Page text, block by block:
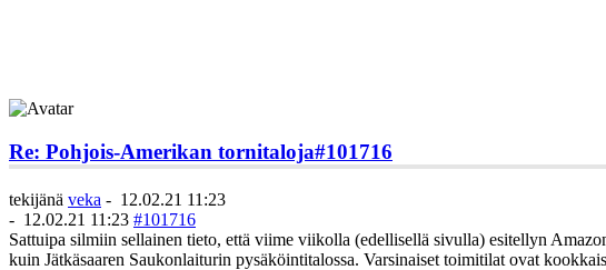
Re: Pohjois-Amerikan tornitaloja#101716
tekijänä veka - 12.02.21 11:23
- 12.02.21 11:23 #101716
Sattuipa silmiin sellainen tieto, että viime viikolla (edellisellä sivulla) esitellyn
kuin Jätkäsaaren Saukonlaiturin pysäköintitalossa. Varsinaiset toimitilat ovat